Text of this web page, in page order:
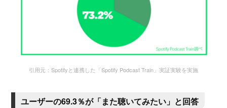
引用元：Spotifyと連携した「Spotify Podcast Train」実証実験を実施
ユーザーの69.3％が「また聴いてみたい」と回答